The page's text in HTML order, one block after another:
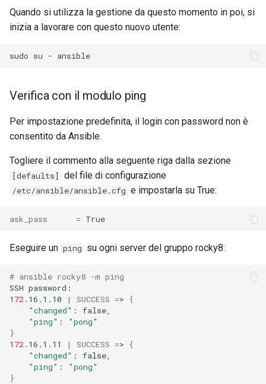
Quando si utilizza la gestione da questo momento in poi, si
inizia a lavorare con questo nuovo utente:
sudo su -
Verifica con il modulo ping
Per impostazione predefinita, il login con password non è
consentito da Ansible.
Togliere il commento alla seguente riga dalla sezione
[defaults] del file di configurazione
/etc/ansible/ansible.cfg e impostarla su True:
ask_pass =
Eseguire un ping su ogni server del gruppo rocky8:
# ansible rocky8 -m ping
SSH
172 .16.1.10 | SUCCESS =>
{
"changed" :
"ping" :
"pong"
}
172 .16.1.11 | SUCCESS =>
{
"changed" :
"ping" :
"pong"
}